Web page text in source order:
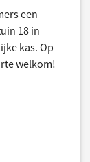
een
18 in
kas. Op
welkom!